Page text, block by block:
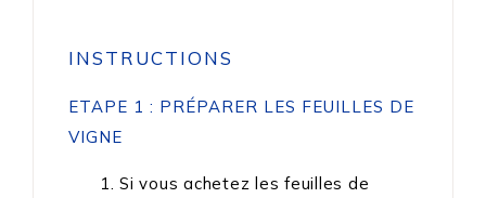
INSTRUCTIONS
ETAPE 1 : PRÉPARER LES FEUILLES DE
VIGNE
Si vous achetez les feuilles de